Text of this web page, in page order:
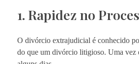
1. Rapidez no
O divórcio extrajudicial é conhecido
do que um divórcio litigioso. Uma vez